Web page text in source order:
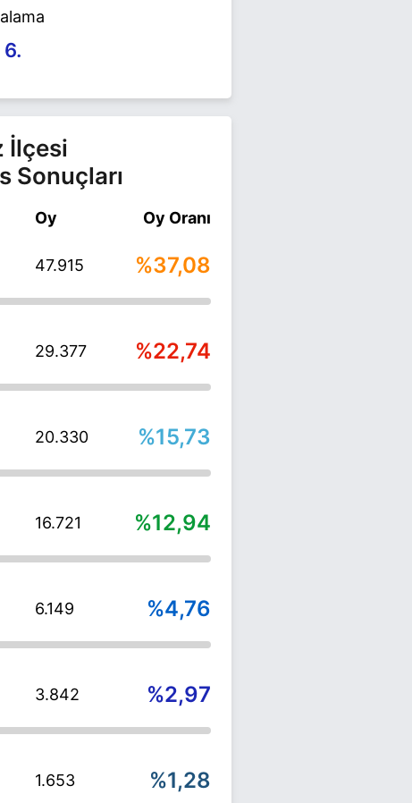
edin.
6.
İlçesi
Sonuçları
Oy Oy Oranı
47.915 %37,08
29.377 %22,74
20.330 %15,73
16.721 %12,94
6.149 %4,76
3.842 %2,97
1.653 %1,28